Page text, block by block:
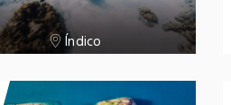
Índico